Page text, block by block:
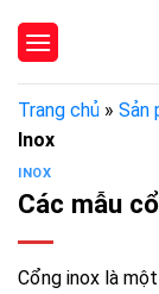
Trang chủ » Sản
Inox
INOX
Các mẫu
Cổng inox là